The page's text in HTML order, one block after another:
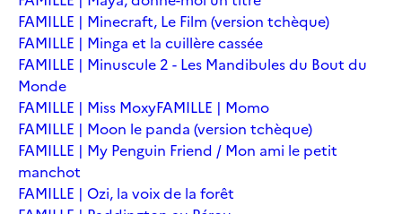
FAMILLE | Minecraft, Le Film (version tchèque)
FAMILLE | Minga et la cuillère cassée
FAMILLE | Minuscule 2 - Les Mandibules du Bout du
Monde
FAMILLE | Miss MoxyFAMILLE | Momo
FAMILLE | Moon le panda (version tchèque)
FAMILLE | My Penguin Friend / Mon ami le petit
manchot
FAMILLE | Ozi, la voix de la forêt